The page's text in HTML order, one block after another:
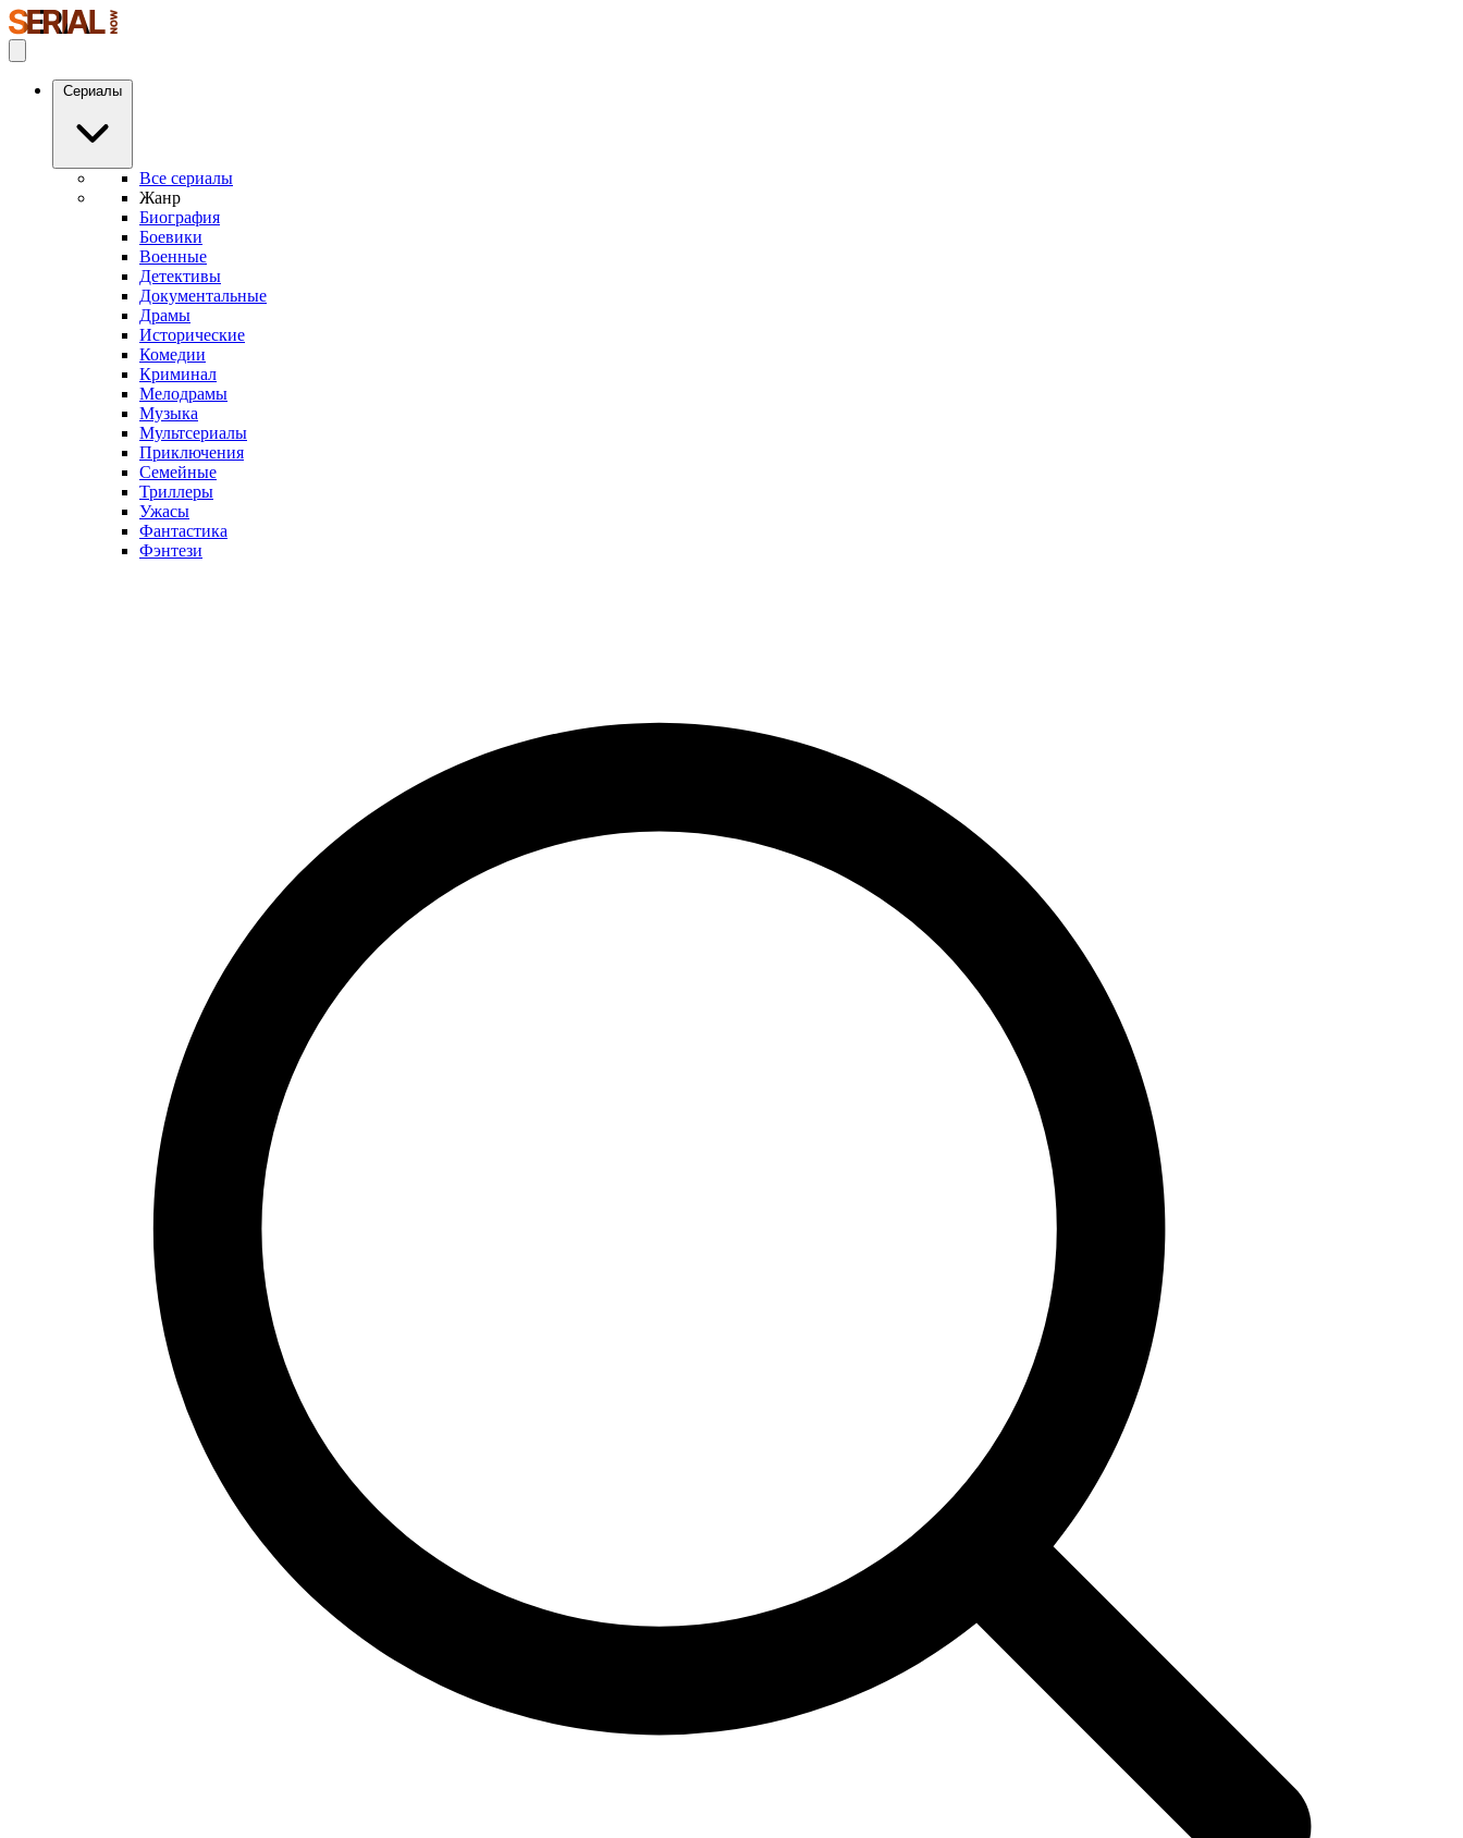
Сериалы
Все сериалы
Жанр
Биография
Боевики
Военные
Детективы
Документальные
Драмы
Исторические
Комедии
Криминал
Мелодрамы
Музыка
Мультсериалы
Приключения
Семейные
Триллеры
Ужасы
Фантастика
Фэнтези